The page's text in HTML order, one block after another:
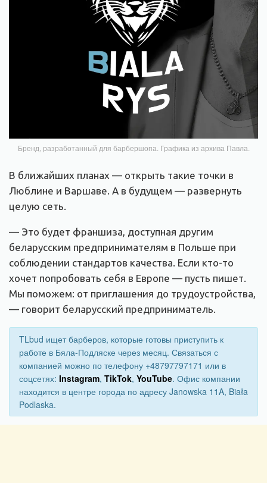
Бренд, разработанный для барбершопа. Графика из архива Павла.
В ближайших планах — открыть такие точки в
Люблине и Варшаве. А в будущем — развернуть
целую сеть.
— Это будет франшиза, доступная другим
беларусским предпринимателям в Польше при
соблюдении стандартов качества. Если кто-то
хочет попробовать себя в Европе — пусть пишет.
Мы поможем: от приглашения до трудоустройства,
— говорит беларусский предприниматель.
TLbud ищет барберов, которые готовы приступить к
работе в Бяла-Подляске через месяц. Связаться с
компанией можно по телефону +48797797171 или в
соцсетях: Instagram, TikTok, YouTube. Офис компании
находится в центре города по адресу Janowska 11A, Biała
Podlaska.